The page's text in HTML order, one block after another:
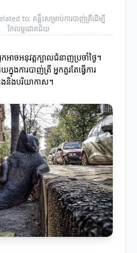
to: គន្លឹះសម្រាប់ការបាញ់ត្រីដើម្បី
កែលម្អជោគជ័យ
អាចអនុវត្តក្បាលជំនាញប្រចាំថ្ងៃ។
ងការបាញ់ត្រី អ្នកគួរតែធ្វើការ
ងនិងបរិយាកាស។